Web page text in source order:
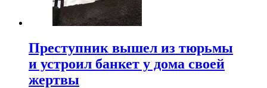
Преступник вышел из тюрьмы
и устроил банкет у дома своей
жертвы